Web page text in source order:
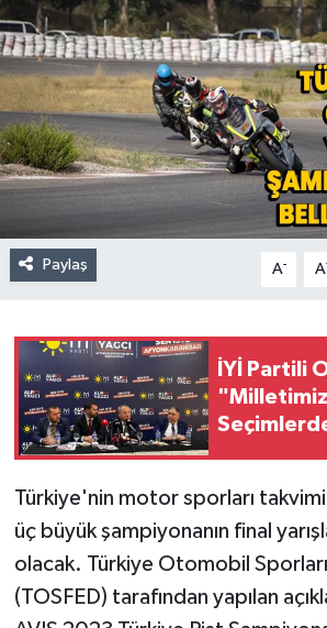
Paylaş A- A
İYİ Partili
"Milletimiz
Türkiye'nin motor sporları
üç büyük şampiyonanın final
olacak. Türkiye Otomobil
(TOSFED) tarafından yapılan